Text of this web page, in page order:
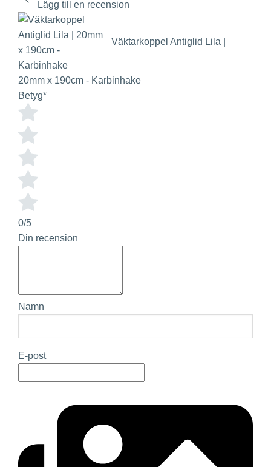
Lägg till en recension
Väktarkoppel Antiglid Lila |
20mm x 190cm - Karbinhake
Betyg*
0/5
Din recension
Namn
E-post